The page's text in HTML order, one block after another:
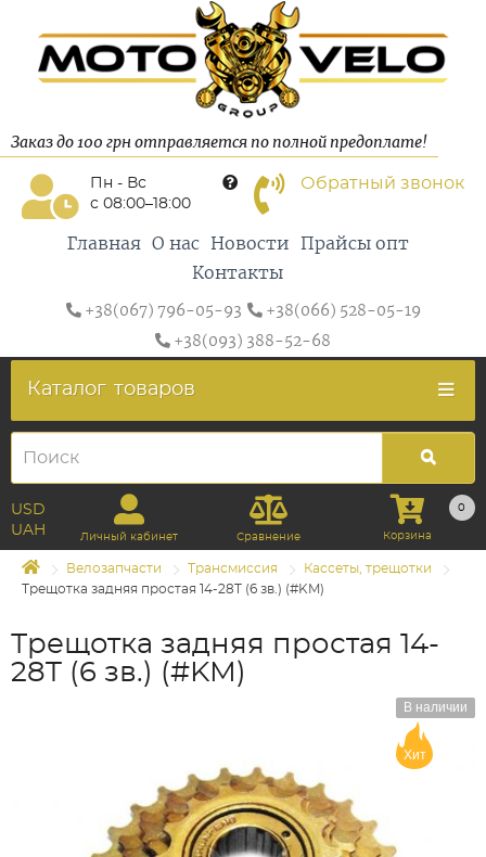
Заказ до 100 грн отправляется по полной предоплате!
Пн - Вс
с 08:00–18:00
Обратный звонок
Главная О нас Новости
Прайсы опт
Контакты
+38(067) 796-05-93
+38(066) 528-05-19
+38(093) 388-52-68
Каталог товаров
USD
UAH
Личный кабинет Сравнение
0
Корзина
Велозапчасти Трансмиссия
Кассеты, трещотки
Трещотка задняя простая 14-28T (6 зв.) (#KM)
Трещотка задняя простая 14-
28T (6 зв.) (#KM)
В наличии
Хит